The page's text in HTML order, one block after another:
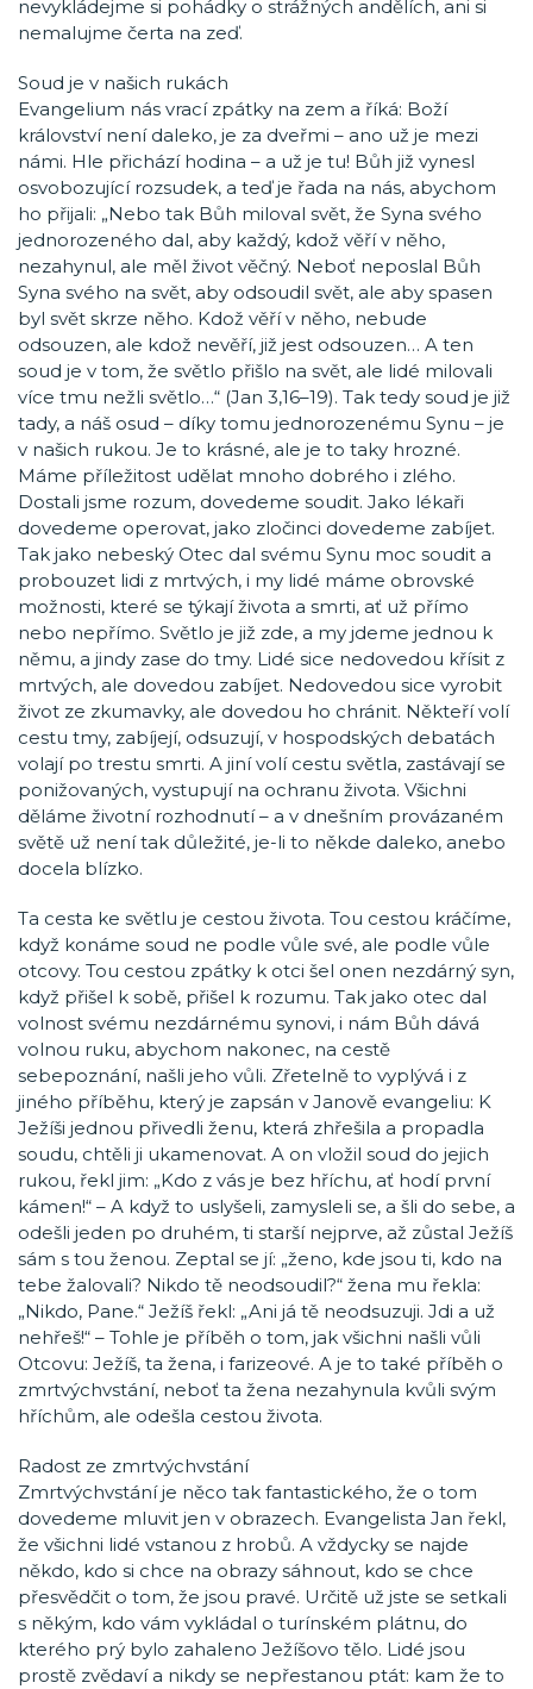
nevykládejme si pohádky o strážných andělích, ani si
nemalujme čerta na zeď.
Soud je v našich rukách
Evangelium nás vrací zpátky na zem a říká: Boží
království není daleko, je za dveřmi – ano už je mezi
námi. Hle přichází hodina – a už je tu! Bůh již vynesl
osvobozující rozsudek, a teď je řada na nás, abychom
ho přijali: „Nebo tak Bůh miloval svět, že Syna svého
jednorozeného dal, aby každý, kdož věří v něho,
nezahynul, ale měl život věčný. Neboť neposlal Bůh
Syna svého na svět, aby odsoudil svět, ale aby spasen
byl svět skrze něho. Kdož věří v něho, nebude
odsouzen, ale kdož nevěří, již jest odsouzen… A ten
soud je v tom, že světlo přišlo na svět, ale lidé milovali
více tmu nežli světlo…“ (Jan 3,16–19). Tak tedy soud je již
tady, a náš osud – díky tomu jednorozenému Synu – je
v našich rukou. Je to krásné, ale je to taky hrozné.
Máme příležitost udělat mnoho dobrého i zlého.
Dostali jsme rozum, dovedeme soudit. Jako lékaři
dovedeme operovat, jako zločinci dovedeme zabíjet.
Tak jako nebeský Otec dal svému Synu moc soudit a
probouzet lidi z mrtvých, i my lidé máme obrovské
možnosti, které se týkají života a smrti, ať už přímo
nebo nepřímo. Světlo je již zde, a my jdeme jednou k
němu, a jindy zase do tmy. Lidé sice nedovedou křísit z
mrtvých, ale dovedou zabíjet. Nedovedou sice vyrobit
život ze zkumavky, ale dovedou ho chránit. Někteří volí
cestu tmy, zabíjejí, odsuzují, v hospodských debatách
volají po trestu smrti. A jiní volí cestu světla, zastávají se
ponižovaných, vystupují na ochranu života. Všichni
děláme životní rozhodnutí – a v dnešním provázaném
světě už není tak důležité, je-li to někde daleko, anebo
docela blízko.
Ta cesta ke světlu je cestou života. Tou cestou kráčíme,
když konáme soud ne podle vůle své, ale podle vůle
otcovy. Tou cestou zpátky k otci šel onen nezdárný syn,
když přišel k sobě, přišel k rozumu. Tak jako otec dal
volnost svému nezdárnému synovi, i nám Bůh dává
volnou ruku, abychom nakonec, na cestě
sebepoznání, našli jeho vůli. Zřetelně to vyplývá i z
jiného příběhu, který je zapsán v Janově evangeliu: K
Ježíši jednou přivedli ženu, která zhřešila a propadla
soudu, chtěli ji ukamenovat. A on vložil soud do jejich
rukou, řekl jim: „Kdo z vás je bez hříchu, ať hodí první
kámen!“ – A když to uslyšeli, zamysleli se, a šli do sebe, a
odešli jeden po druhém, ti starší nejprve, až zůstal Ježíš
sám s tou ženou. Zeptal se jí: „ženo, kde jsou ti, kdo na
tebe žalovali? Nikdo tě neodsoudil?“ žena mu řekla:
„Nikdo, Pane.“ Ježíš řekl: „Ani já tě neodsuzuji. Jdi a už
nehřeš!“ – Tohle je příběh o tom, jak všichni našli vůli
Otcovu: Ježíš, ta žena, i farizeové. A je to také příběh o
zmrtvýchvstání, neboť ta žena nezahynula kvůli svým
hříchům, ale odešla cestou života.
Radost ze zmrtvýchvstání
Zmrtvýchvstání je něco tak fantastického, že o tom
dovedeme mluvit jen v obrazech. Evangelista Jan řekl,
že všichni lidé vstanou z hrobů. A vždycky se najde
někdo, kdo si chce na obrazy sáhnout, kdo se chce
přesvědčit o tom, že jsou pravé. Určitě už jste se setkali
s někým, kdo vám vykládal o turínském plátnu, do
kterého prý bylo zahaleno Ježíšovo tělo. Lidé jsou
prostě zvědaví a nikdy se nepřestanou ptát: kam že to